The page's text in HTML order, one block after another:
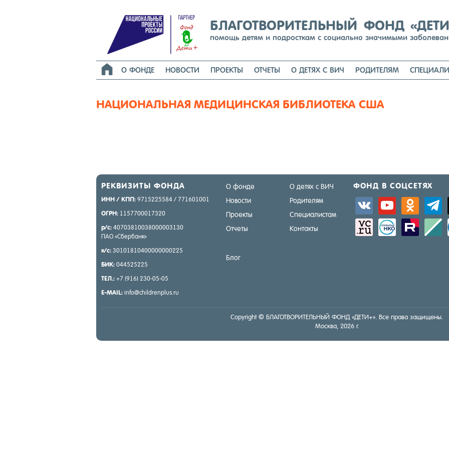
содержимому
БЛАГОТВОРИТЕЛЬНЫЙ ФОНД
помощь детям и подросткам с социально значимыми
 О ФОНДЕ НОВОСТИ ПРОЕКТЫ ОТЧЕТЫ О ДЕТЯХ С ВИЧ РОДИТЕЛЯМ
НАЦИОНАЛЬНАЯ МЕДИЦИНСКАЯ БИБЛИОТЕКА США
РЕК­ВИ­ЗИТЫ ФОН­ДА
ИНН / КПП: 9715225584 / 771601001
ОГРН: 1157700017320
р/с: 40703810038000003130
ПАО «Сбер­банк»
к/с: 30101810400000000225
БИК: 044525225
ТЕЛ.: +7 (916) 230-05-05
E-MAIL: info@childrenplus.ru
О фонде
Новости
Проекты
Отчеты
Блог
О детях с ВИЧ
Родителям
Специалистам
Контакты
ФОНД В СОЦ­СЕ­ТЯХ
vkontakteyoutube odnoklassniki
sitemap activity zerply standard
Copyright © БЛА­ГОТ­ВО­РИТЕЛЬ­НЫЙ ФОНД «ДЕ­ТИ+». Все пра­ва за­щище­ны.
Мос­ква, 2026 г.